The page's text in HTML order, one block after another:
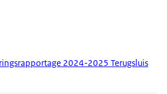
2024-2025 Terugsluis